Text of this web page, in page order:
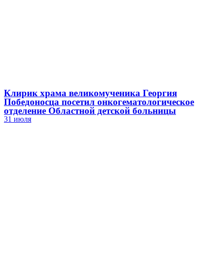
Клирик храма великомученика Георгия
Победоносца посетил онкогематологическое
отделение Областной детской больницы
31 июля